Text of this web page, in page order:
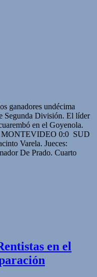
ganadores undécima
Segunda División. El líder
en el Goyenola.
0:0 SUD
Varela. Jueces:
De Prado. Cuarto
en el